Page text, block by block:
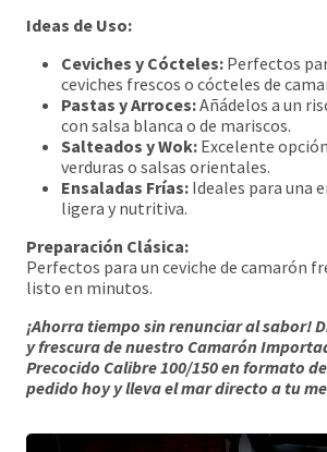
Ideas de Uso:
Ceviches y Cócteles: Perfectos
ceviches frescos o cócteles de
Pastas y Arroces:Añádelos a un
con salsa blanca o de mariscos.
Salteados y Wok: Excelente
verduras o salsas orientales.
Ensaladas Frías: Ideales para una
ligera y nutritiva.
Preparación Clásica:
Perfectos para un ceviche de camarón
listo en minutos.
¡Ahorra tiempo sin renunciar al sabor!
y frescura de nuestro Camarón
Precocido Calibre 100/150 en formato
pedido hoy y lleva el mar directo a tu